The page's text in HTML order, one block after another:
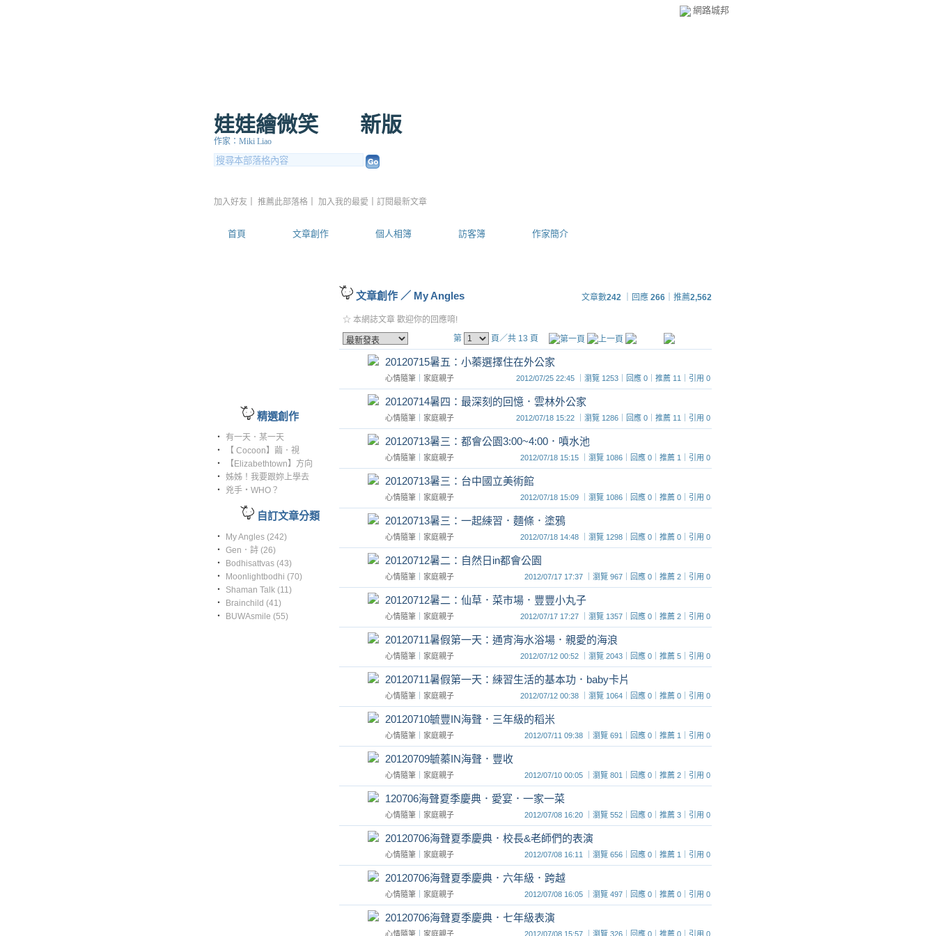
網路城邦
娃娃繪微笑 新版
首頁 文章創作 個人相簿 訪客簿 作家簡介
加入好友 推薦此部落格 加入我的最愛 訂閱最新文章
作家：Miki Liao
精選創作
‧
有一天．某一天
‧
【 Cocoon】繭．視
‧
【Elizabethtown】方向
‧ 姊姊！我要跟妳上學去
‧
兇手‧WHO？
自訂文章分類
‧
My Angles (242)
‧ Gen．詩 (26)
‧
Bodhisattvas (43)
‧
Moonlightbodhi (70)
‧
Shaman Talk (11)
‧
Brainchild (41)
‧
BUWAsmile (55)
文章創作 ／ My Angles 文章數242 ｜回應 266 ｜推薦2,562
☆ 本網誌文章 歡迎你的回應唷!
第
頁／共 13 頁
20120715暑五：小蓁選擇住在外公家
心情隨筆 家庭親子 2012/07/25 22:45 ｜瀏覽 1253｜回應 0｜推薦 11｜引用 0
20120714暑四：最深刻的回憶．雲林外公家
心情隨筆 家庭親子 2012/07/18 15:22 ｜瀏覽 1286｜回應 0｜推薦 11｜引用 0
20120713暑三：都會公園3:00~4:00．噴水池
心情隨筆 家庭親子 2012/07/18 15:15 ｜瀏覽 1086｜回應 0｜推薦 1｜引用 0
20120713暑三：台中國立美術館
心情隨筆 家庭親子 2012/07/18 15:09 ｜瀏覽 1086｜回應 0｜推薦 0｜引用 0
20120713暑三：一起綀習．麵條．塗鴉
心情隨筆 家庭親子 2012/07/18 14:48 ｜瀏覽 1298｜回應 0｜推薦 0｜引用 0
20120712暑二：自然日in都會公園
心情隨筆 家庭親子 2012/07/17 17:37 ｜瀏覽 967｜回應 0｜推薦 2｜引用 0
20120712暑二：仙草．菜市場．豐豐小丸子
心情隨筆 家庭親子 2012/07/17 17:27 ｜瀏覽 1357｜回應 0｜推薦 2｜引用 0
20120711暑假第一天：通宵海水浴場．親愛的海浪
心情隨筆 家庭親子 2012/07/12 00:52 ｜瀏覽 2043｜回應 0｜推薦 5｜引用 0
20120711暑假第一天：綀習生活的基本功．baby卡片
心情隨筆 家庭親子 2012/07/12 00:38 ｜瀏覽 1064｜回應 0｜推薦 0｜引用 0
20120710毓豐IN海聲．三年級的稻米
心情隨筆 家庭親子 2012/07/11 09:38 ｜瀏覽 691｜回應 0｜推薦 1｜引用 0
20120709毓蓁IN海聲．豐收
心情隨筆 家庭親子 2012/07/10 00:05 ｜瀏覽 801｜回應 0｜推薦 2｜引用 0
120706海聲夏季慶典．愛宴．一家一菜
心情隨筆 家庭親子 2012/07/08 16:20 ｜瀏覽 552｜回應 0｜推薦 3｜引用 0
20120706海聲夏季慶典．校長&老師們的表演
心情隨筆 家庭親子 2012/07/08 16:11 ｜瀏覽 656｜回應 0｜推薦 1｜引用 0
20120706海聲夏季慶典．六年級．跨越
心情隨筆 家庭親子 2012/07/08 16:05 ｜瀏覽 497｜回應 0｜推薦 0｜引用 0
20120706海聲夏季慶典．七年級表演
心情隨筆 家庭親子 2012/07/08 15:57 ｜瀏覽 326｜回應 0｜推薦 0｜引用 0